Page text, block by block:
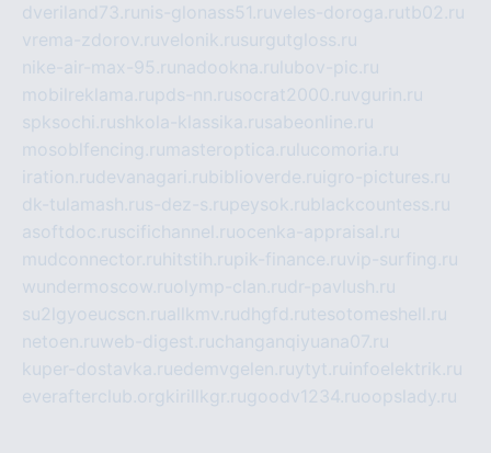
dveriland73.ru nis-glonass51.ruveles-doroga.rutb02.ru
vrema-zdorov.ruvelonik.rusurgutgloss.ru
nike-air-max-95.ru nadookna.ru lubov-pic.ru
mobilreklama.rupds-nn.rusocrat2000.ruvgurin.ru
spksochi.rushkola-klassika.rusabeonline.ru
mosoblfencing.ru masteroptica.ru lucomoria.ru
iration.rudevanagari.rubiblioverde.ru igro-pictures.ru
dk-tulamash.rus-dez-s.rupeysok.rublackcountess.ru
asoftdoc.ruscifichannel.ruocenka-appraisal.ru
mudconnector.ru hitstih.rupik-finance.ruvip-surfing.ru
wundermoscow.ruolymp-clan.rudr-pavlush.ru
su2lgyoeucscn.ruallkmv.rudhgfd.rutesotomeshell.ru
netoen.ruweb-digest.ruchanganqiyuana07.ru
kuper-dostavka.ruedemvgelen.ruytyt.ru infoelektrik.ru
everafterclub.org kirillkgr.rugoodv1234.ruoopslady.ru